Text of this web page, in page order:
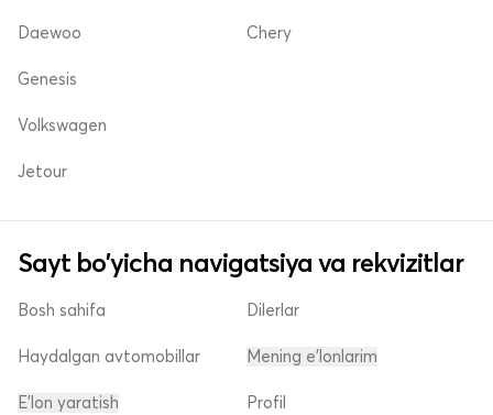
Daewoo Chery
Genesis
Volkswagen
Jetour
Sayt bo'yicha navigatsiya va rekvizitlar
Bosh sahifa
Haydalgan avtomobillar
E'lon yaratish
Dilerlar
Mening e'lonlarim
Profil